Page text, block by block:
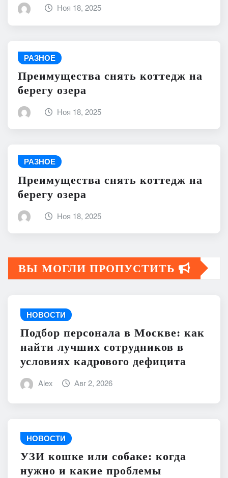
Ноя 18, 2025
РАЗНОЕ
Преимущества снять коттедж на
берегу озера
Ноя 18, 2025
РАЗНОЕ
Преимущества снять коттедж на
берегу озера
Ноя 18, 2025
ВЫ МОГЛИ ПРОПУСТИТЬ
НОВОСТИ
Подбор персонала в Москве: как
найти лучших сотрудников в
условиях кадрового дефицита
Alex Авг 2, 2026
НОВОСТИ
УЗИ кошке или собаке: когда
нужно и какие проблемы